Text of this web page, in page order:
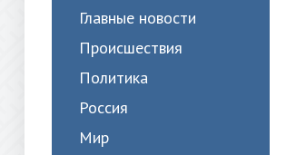
Главные новости
Происшествия
Политика
Россия
Мир